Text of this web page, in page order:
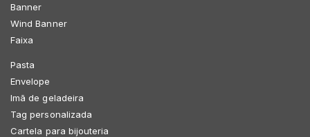
Banner
Wind Banner
Faixa
Pasta
Envelope
Imã de geladeira
Tag personalizada
Cartela para bijouteria